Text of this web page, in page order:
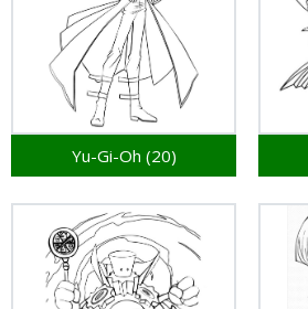
Yu-Gi-Oh (20)